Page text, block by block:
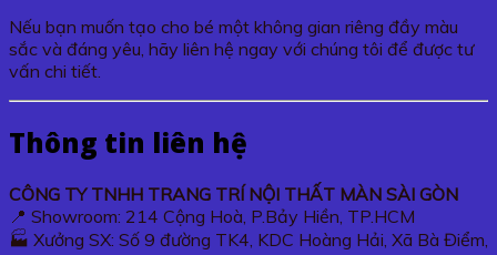
Nếu bạn muốn tạo cho bé một không gian riêng đầy màu
sắc và đáng yêu, hãy liên hệ ngay với chúng tôi để được tư
vấn chi tiết.
Thông tin liên hệ
CÔNG TY TNHH TRANG TRÍ NỘI THẤT MÀN SÀI GÒN
📍 Showroom: 214 Cộng Hoà, P.Bảy Hiền, TP.HCM
🏭 Xưởng SX: Số 9 đường TK4, KDC Hoàng Hải, Xã Bà Điểm,